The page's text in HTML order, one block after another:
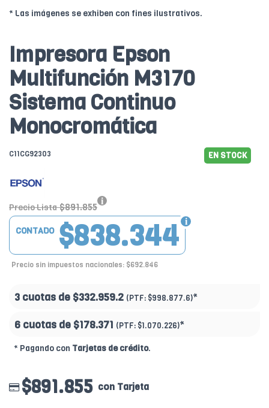
* Las imágenes se exhiben con fines ilustrativos.
Impresora Epson
Multifunción M3170
Sistema Continuo
Monocromática
C11CG92303 EN STOCK
Precio Lista $891.855
$838.344
CONTADO
Precio sin impuestos nacionales: $692.846
3 cuotas de $332.959.2 (PTF: $998.877.6)*
6 cuotas de $178.371 (PTF: $1.070.226)*
* Pagando con Tarjetas de crédito.
$891.855 con Tarjeta